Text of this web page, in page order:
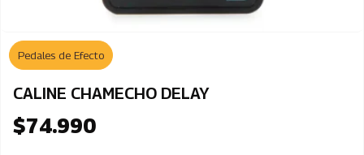
Pedales de Efecto
CALINE CHAMECHO DELAY
$74.990